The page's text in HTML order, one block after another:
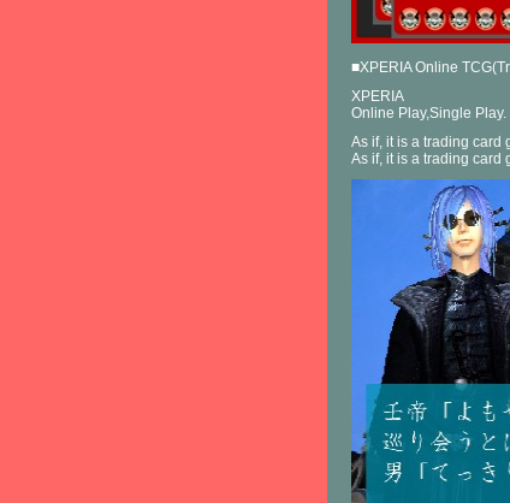
■XPERIA Online
XPERIA
Online Play,Single Play.
As if, it is a trading card
As if, it is a trading card